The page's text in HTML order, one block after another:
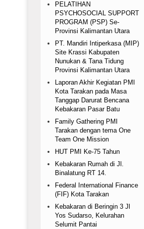
PELATIHAN
PSYCHOSOCIAL SUPPORT
PROGRAM (PSP) Se-
Provinsi Kalimantan Utara
PT. Mandiri Intiperkasa (MIP)
Site Krassi Kabupaten
Nunukan & Tana Tidung
Provinsi Kalimantan Utara
Laporan Akhir Kegiatan PMI
Kota Tarakan pada Masa
Tanggap Darurat Bencana
Kebakaran Pasar Batu
Family Gathering PMI
Tarakan dengan tema One
Team One Mission
HUT PMI Ke-75 Tahun
Kebakaran Rumah di Jl.
Binalatung RT 14.
Federal International Finance
(FIF) Kota Tarakan
Kebakaran di Beringin 3 Jl
Yos Sudarso, Kelurahan
Selumit Pantai